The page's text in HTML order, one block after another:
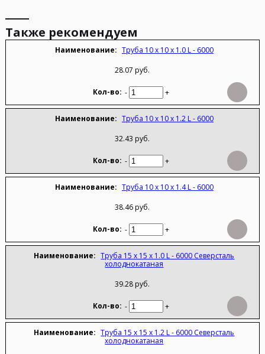
Также рекомендуем
Труба 10 х 10 х 1.0 L - 6000
28.07 руб.
- +
Труба 10 х 10 х 1.2 L - 6000
32.43 руб.
- +
Труба 10 х 10 х 1.4 L - 6000
38.46 руб.
- +
Труба 15 х 15 х 1.0 L - 6000 Северсталь
холоднокатаная
39.28 руб.
- +
Труба 15 х 15 х 1.2 L - 6000 Северсталь
холоднокатаная